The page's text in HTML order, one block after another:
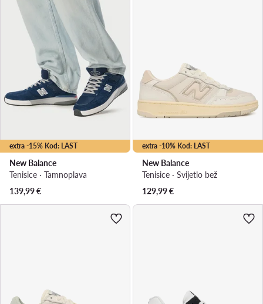
extra -15% Kod: LAST
New Balance
Tenisice · Tamnoplava
139,99€
extra -10% Kod: LAST
New Balance
Tenisice · Svijetlo bež
129,99€